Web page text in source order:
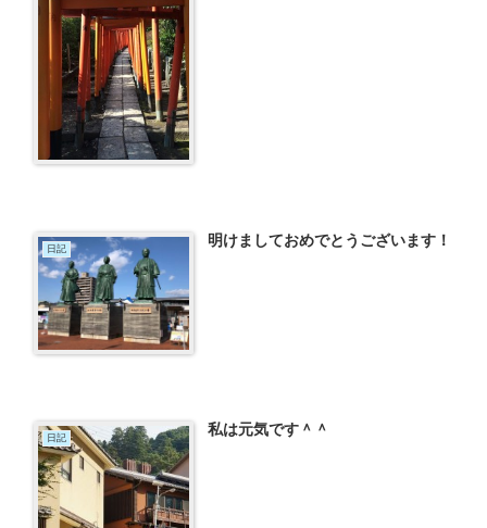
日記 明けましておめでとうございます！
日記 私は元気です＾＾